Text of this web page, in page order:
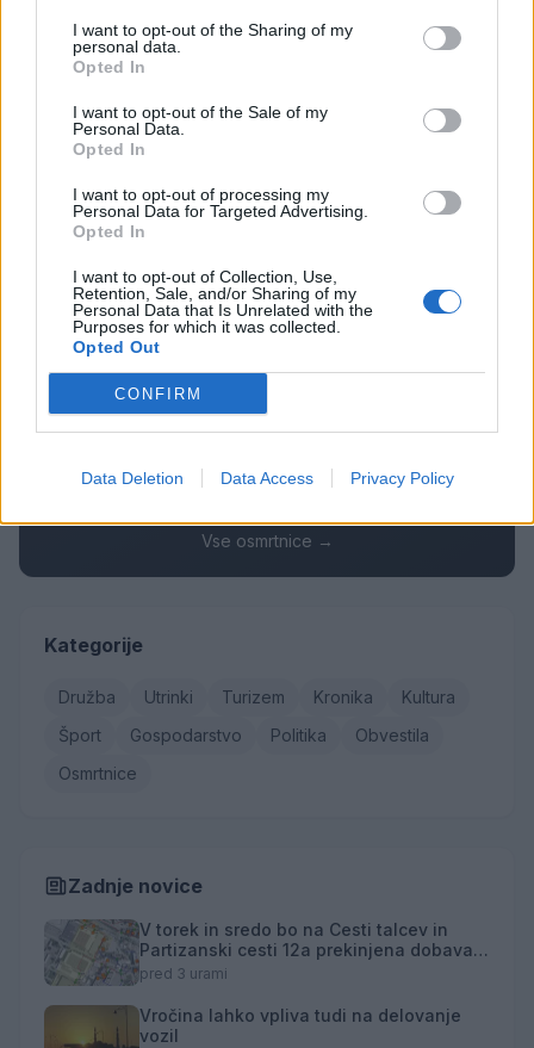
I want to opt-out of the Sharing of my
personal data.
Opted In
I want to opt-out of the Sale of my
Personal Data.
Opted In
I want to opt-out of processing my
Personal Data for Targeted Advertising.
Opted In
I want to opt-out of Collection, Use,
Retention, Sale, and/or Sharing of my
Personal Data that Is Unrelated with the
Purposes for which it was collected.
Opted Out
CONFIRM
Data Deletion Data Access Privacy Policy
velenjske picerije o padcu s padalom na
Hrvaškem
Dopustniška drama: Policija pričakala letalo s
Na Šaleški cesti v Velenju občanka poškodovala
tri vozila
mrtvega 76-letnika
Osmrtnice
Ivana Mernik
Franc Penšek
Maksi Podlesnik
Elica Vačun
Vse osmrtnice →
Kategorije
Družba Utrinki Turizem Kronika
Kultura
Šport
Gospodarstvo Politika
Obvestila
Osmrtnice
Zadnje novice
V torek in sredo bo na Cesti talcev in
Partizanski cesti 12a prekinjena dobava
toplotne energije
pred 3 urami
Vročina lahko vpliva tudi na delovanje
vozil